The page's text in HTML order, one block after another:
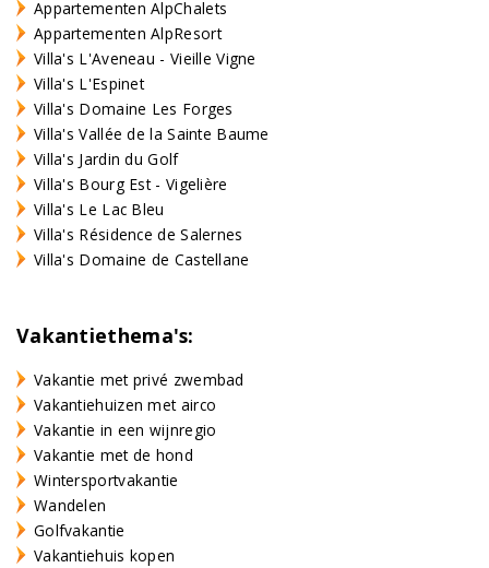
Appartementen AlpChalets
Appartementen AlpResort
Villa's L'Aveneau - Vieille Vigne
Villa's L'Espinet
Villa's Domaine Les Forges
Villa's Vallée de la Sainte Baume
Villa's Jardin du Golf
Villa's Bourg Est - Vigelière
Villa's Le Lac Bleu
Villa's Résidence de Salernes
Villa's Domaine de Castellane
Vakantiethema's:
Vakantie met privé zwembad
Vakantiehuizen met airco
Vakantie in een wijnregio
Vakantie met de hond
Wintersportvakantie
Wandelen
Golfvakantie
Vakantiehuis kopen